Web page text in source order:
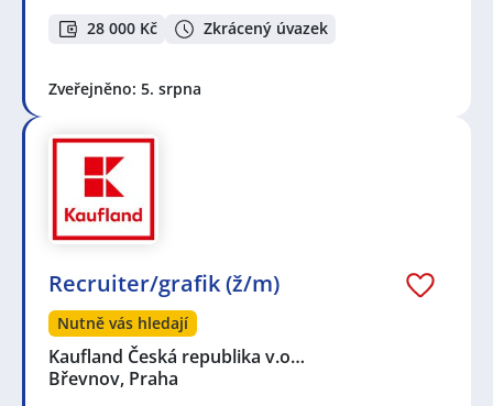
28 000 Kč Zkrácený úvazek
Zveřejněno: 5. srpna
Recruiter/grafik (ž/m)
Nutně vás hledají
Kaufland Česká republika v.o…
Břevnov, Praha